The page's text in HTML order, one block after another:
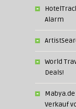
Alarm
World
Deals!
Verkauf